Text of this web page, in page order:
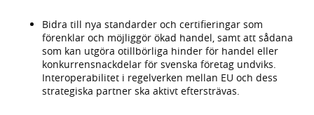
Bidra till nya standarder och certifieringar som
förenklar och möjliggör ökad handel, samt att sådana
som kan utgöra otillbörliga hinder för handel eller
konkurrensnackdelar för svenska företag undviks.
Interoperabilitet i regelverken mellan EU och dess
strategiska partner ska aktivt eftersträvas.